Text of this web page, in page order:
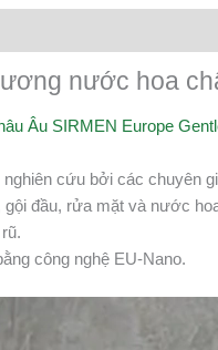
nước hoa
Âu SIRMEN Europe
cứu bởi các chuyên
đầu, rửa mặt và nước
công nghệ EU-Nano.